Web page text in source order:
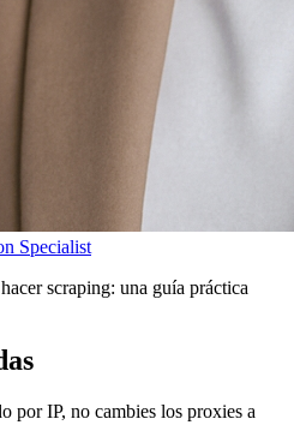
Specialist
scraping: una guía práctica
por IP, no cambies los proxies a